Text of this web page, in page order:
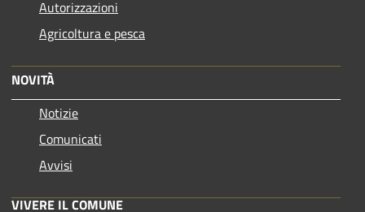
Autorizzazioni
Agricoltura e pesca
NOVITÀ
Notizie
Comunicati
Avvisi
VIVERE IL COMUNE